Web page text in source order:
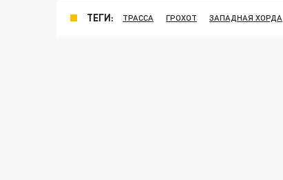
ТЕГИ: ТРАССА ГРОХОТ ЗАПАДНАЯ ХОРДА